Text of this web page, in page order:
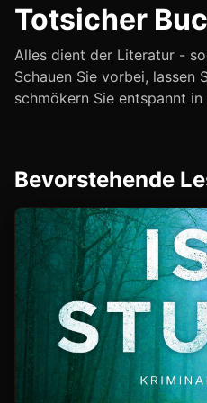
Totsicher
Alles dient der Literatur -
Schauen Sie vorbei, lassen
schmökern Sie entspannt in
Bevorstehende